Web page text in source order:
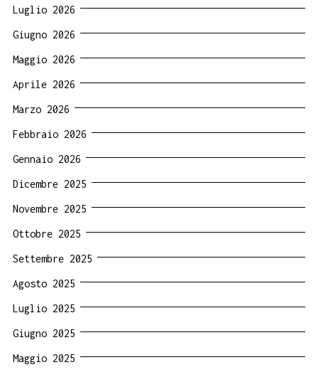
Luglio 2026
Giugno 2026
Maggio 2026
Aprile 2026
Marzo 2026
Febbraio 2026
Gennaio 2026
Dicembre 2025
Novembre 2025
Ottobre 2025
Settembre 2025
Agosto 2025
Luglio 2025
Giugno 2025
Maggio 2025